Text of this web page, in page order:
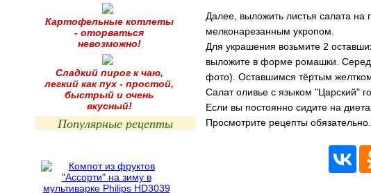
Картофельные котлеты
- оторваться
невозможно!
Сладкий пирог к чаю,
легкий как пух - простой,
быстрый и очень
вкусный!
Популярные рецепты
Далее, выложить листья салата на
мелконарезанным укропом.
Для украшения возьмите 2
выложите в форме ромашки.
фото). Оставшимся тёртым
Салат оливье с языком "Царский"
Если вы постоянно сидите на
Просмотрите рецепты обязательно.